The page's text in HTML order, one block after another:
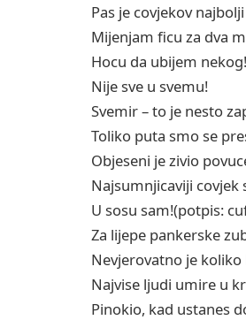
Pas je covjekov
Mijenjam ficu za dva
Hocu da ubijem
Nije sve u svemu!
Svemir – to je nesto
Toliko puta smo se
Objeseni je zivio
Najsumnjicaviji
U sosu sam!(potpis:
Za lijepe pankerske
Nevjerovatno je
Najvise ljudi umire u
Pinokio, kad ustanes